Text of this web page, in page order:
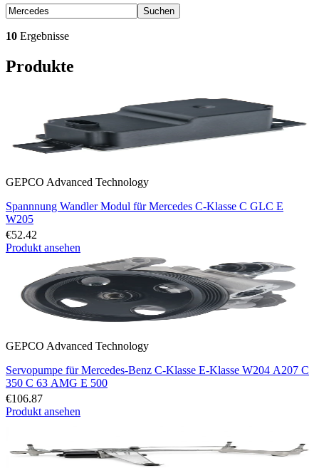
Suchen
10 Ergebnisse
Produkte
GEPCO Advanced Technology
Spannnung Wandler Modul für Mercedes C-Klasse C GLC E
W205
€52.42
Produkt ansehen
GEPCO Advanced Technology
Servopumpe für Mercedes-Benz C-Klasse E-Klasse W204 A207 C
350 C 63 AMG E 500
€106.87
Produkt ansehen